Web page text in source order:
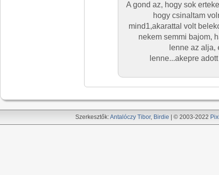
A gond az, hogy sok
hogy csinaltam
mind1,akarattal volt
nekem semmi bajom,
lenne az alja,
lenne...akepre
Szerkesztők:Antalóczy Tibor, Birdie | © 2003-2022